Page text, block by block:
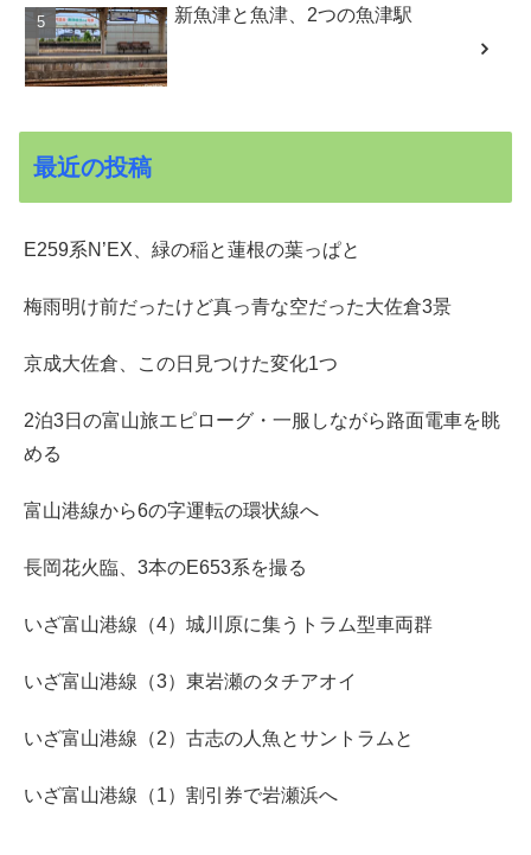
新魚津と魚津、2つの魚津駅
最近の投稿
E259系N’EX、緑の稲と蓮根の葉っぱと
梅雨明け前だったけど真っ青な空だった大佐倉3景
京成大佐倉、この日見つけた変化1つ
2泊3日の富山旅エピローグ・一服しながら路面電車を眺
める
富山港線から6の字運転の環状線へ
長岡花火臨、3本のE653系を撮る
いざ富山港線（4）城川原に集うトラム型車両群
いざ富山港線（3）東岩瀬のタチアオイ
いざ富山港線（2）古志の人魚とサントラムと
いざ富山港線（1）割引券で岩瀬浜へ